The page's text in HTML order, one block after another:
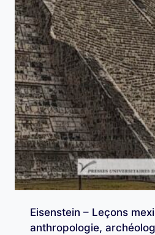
Eisenstein – Leçons
anthropologie,